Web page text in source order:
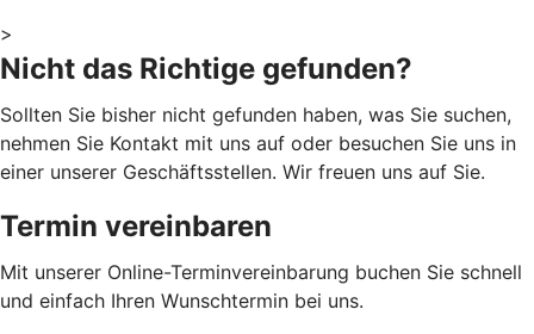
>
Nicht das Richtige gefunden?
Sollten Sie bisher nicht gefunden haben, was Sie suchen,
nehmen Sie Kontakt mit uns auf oder besuchen Sie uns in
einer unserer Geschäftsstellen. Wir freuen uns auf Sie.
Termin vereinbaren
Mit unserer Online-Terminvereinbarung buchen Sie schnell
und einfach Ihren Wunschtermin bei uns.